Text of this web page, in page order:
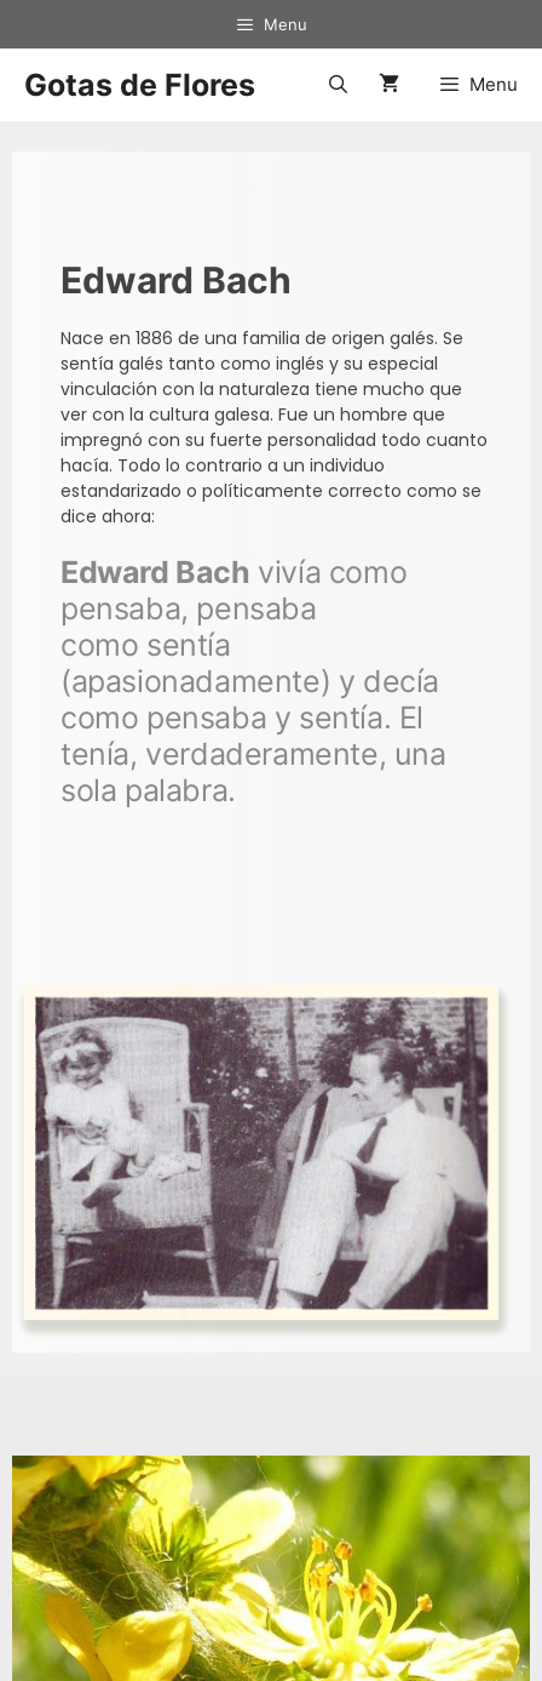
Menu
Gotas de Flores Menu
Edward Bach
Nace en 1886 de una familia de origen galés. Se
sentía galés tanto como inglés y su especial
vinculación con la naturaleza tiene mucho que
ver con la cultura galesa. Fue un hombre que
impregnó con su fuerte personalidad todo cuanto
hacía. Todo lo contrario a un individuo
estandarizado o políticamente correcto como se
dice ahora:
Edward Bach vivía como
pensaba, pensaba
como sentía
(apasionadamente) y decía
como pensaba y sentía. El
tenía, verdaderamente, una
sola palabra.